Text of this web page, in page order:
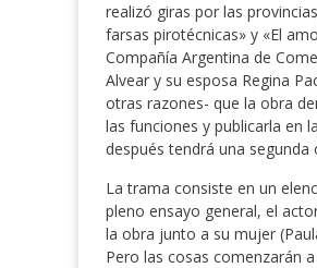
realizó giras por las
farsas pirotécnicas» y «El
Compañía Argentina de
Alvear y su esposa Regina
otras razones- que la obra
las funciones y publicarla en
después tendrá una
La trama consiste en un
pleno ensayo general, el
la obra junto a su mujer
Pero las cosas comenzarán